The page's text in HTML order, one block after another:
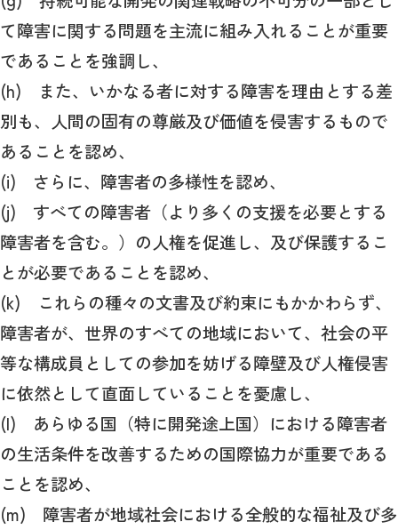
て障害に関する問題を主流に組み入れることが重要
であることを強調し、
(h) また、いかなる者に対する障害を理由とする差
別も、人間の固有の尊厳及び価値を侵害するもので
あることを認め、
(i) さらに、障害者の多様性を認め、
(j) すべての障害者（より多くの支援を必要とする
障害者を含む。）の人権を促進し、及び保護するこ
とが必要であることを認め、
(k) これらの種々の文書及び約束にもかかわらず、
障害者が、世界のすべての地域において、社会の平
等な構成員としての参加を妨げる障壁及び人権侵害
に依然として直面していることを憂慮し、
(l) あらゆる国（特に開発途上国）における障害者
の生活条件を改善するための国際協力が重要である
ことを認め、
(m) 障害者が地域社会における全般的な福祉及び多